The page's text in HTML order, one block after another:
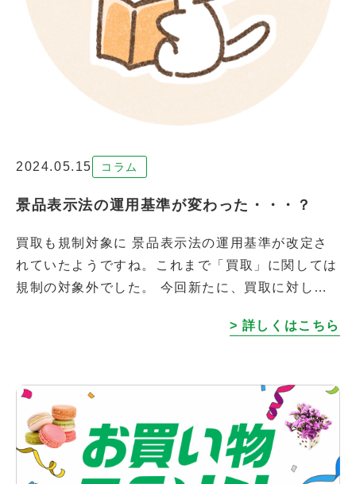
2024.05.15 コラム
景品表示法の運用基準が変わった・・・？
買取も規制対象に 景品表示法の運用基準が改定さ
れていたようですね。これまで「買取」に関しては
規制の対象外でした。 今回新たに、買取に対して
示の禁止 事実に反して他業者よりも著 […]
> 詳しくはこちら